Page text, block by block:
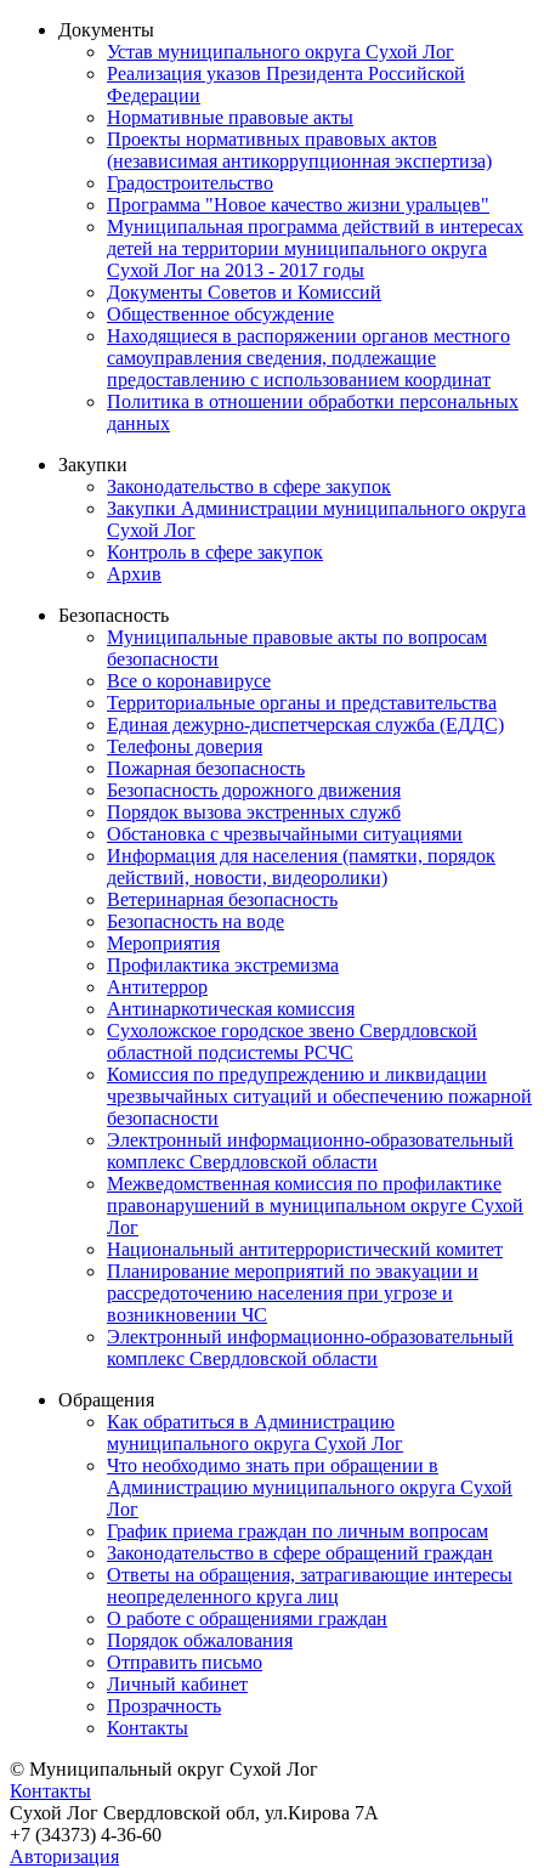
Документы
Устав муниципального округа Сухой Лог
Реализация указов Президента Российской
Федерации
Нормативные правовые акты
Проекты нормативных правовых актов
(независимая антикоррупционная экспертиза)
Градостроительство
Программа "Новое качество жизни уральцев"
Муниципальная программа действий в интересах
детей на территории муниципального округа
Сухой Лог на 2013 - 2017 годы
Документы Советов и Комиссий
Общественное обсуждение
Находящиеся в распоряжении органов местного
самоуправления сведения, подлежащие
предоставлению с использованием координат
Политика в отношении обработки персональных
данных
Закупки
Законодательство в сфере закупок
Закупки Администрации муниципального округа
Сухой Лог
Контроль в сфере закупок
Архив
Безопасность
Муниципальные правовые акты по вопросам
безопасности
Все о коронавирусе
Территориальные органы и представительства
Единая дежурно-диспетчерская служба (ЕДДС)
Телефоны доверия
Пожарная безопасность
Безопасность дорожного движения
Порядок вызова экстренных служб
Обстановка с чрезвычайными ситуациями
Информация для населения (памятки, порядок
действий, новости, видеоролики)
Ветеринарная безопасность
Безопасность на воде
Мероприятия
Профилактика экстремизма
Антитеррор
Антинаркотическая комиссия
Сухоложское городское звено Свердловской
областной подсистемы РСЧС
Комиссия по предупреждению и ликвидации
чрезвычайных ситуаций и обеспечению пожарной
безопасности
Электронный информационно-образовательный
комплекс Cвердловской области
Межведомственная комиссия по профилактике
правонарушений в муниципальном округе Сухой
Лог
Национальный антитеррористический комитет
Планирование мероприятий по эвакуации и
рассредоточению населения при угрозе и
возникновении ЧС
Электронный информационно-образовательный
комплекс Свердловской области
Обращения
Как обратиться в Администрацию
муниципального округа Сухой Лог
Что необходимо знать при обращении в
Администрацию муниципального округа Сухой
Лог
График приема граждан по личным вопросам
Законодательство в сфере обращений граждан
Ответы на обращения, затрагивающие интересы
неопределенного круга лиц
О работе с обращениями граждан
Порядок обжалования
Отправить письмо
Личный кабинет
Прозрачность
Контакты
© Муниципальный округ Сухой Лог
Контакты
Сухой Лог Свердловской обл, ул.Кирова 7А
+7 (34373) 4-36-60
Авторизация